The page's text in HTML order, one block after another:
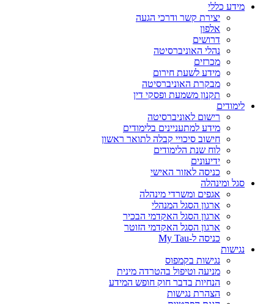
מידע כללי
יצירת קשר ודרכי הגעה
אלפון
דרושים
נהלי האוניברסיטה
מכרזים
מידע לשעת חירום
מבקרת האוניברסיטה
תקנון משמעת ופסקי דין
לימודים
רישום לאוניברסיטה
מידע למתעניינים בלימודים
חישוב סיכויי קבלה לתואר ראשון
לוח שנת הלימודים
ידיעונים
כניסה לאזור האישי
סגל ומינהלה
אגפים ומשרדי מינהלה
ארגון הסגל המנהלי
ארגון הסגל האקדמי הבכיר
ארגון הסגל האקדמי הזוטר
כניסה ל-My Tau
נגישות
נגישות בקמפוס
מניעה וטיפול בהטרדה מינית
הנחיות בדבר חוק חופש המידע
הצהרת נגישות